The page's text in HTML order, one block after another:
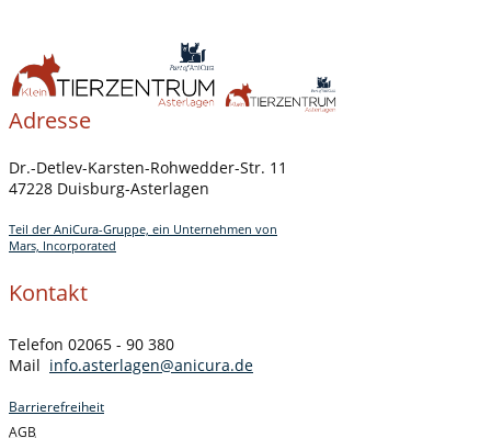
Adresse
Dr.-Detlev-Karsten-Rohwedder-Str. 11
47228 Duisburg-Asterlagen
Teil der AniCura-Gruppe, ein Unternehmen von
Mars, Incorporated
Kontakt
Telefon 02065 - 90 380
Mail info.asterlagen@anicura.de
Barrierefreiheit
AGB